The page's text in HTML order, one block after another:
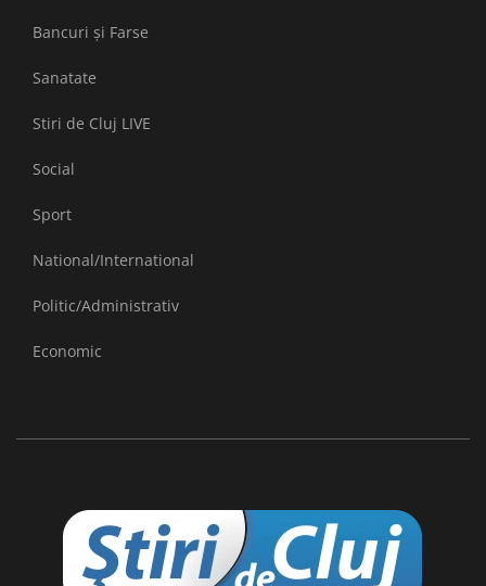
Bancuri și Farse
Sanatate
Stiri de Cluj LIVE
Social
Sport
National/International
Politic/Administrativ
Economic